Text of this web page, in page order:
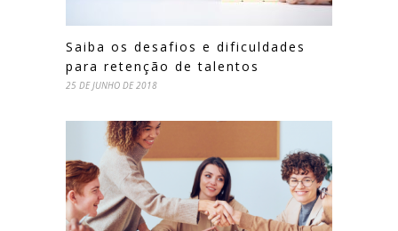
Saiba os desafios e dificuldades
para retenção de talentos
25 DE JUNHO DE 2018